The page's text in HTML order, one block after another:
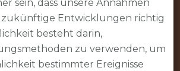
sein, dass unsere Annahmen
Entwicklungen richtig
besteht darin,
zu verwenden, um
bestimmter Ereignisse